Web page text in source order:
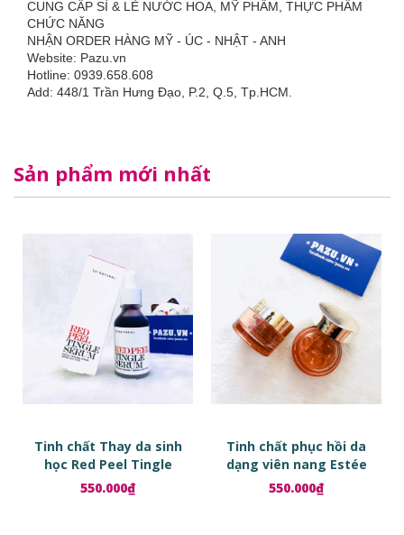
CUNG CẤP SỈ & LẺ NƯỚC HOA, MỸ PHẨM, THỰC PHẨM
CHỨC NĂNG
NHẬN ORDER HÀNG MỸ - ÚC - NHẬT - ANH
Website: Pazu.vn
Hotline: 0939.658.608
Add: 448/1 Trần Hưng Đạo, P.2, Q.5, Tp.HCM.
Sản phẩm mới nhất
Tinh chất Thay da sinh
học Red Peel Tingle
Serum
550.000₫
Tinh chất phục hồi da
dạng viên nang Estée
Lauder Advanced Night
Repair Ampoules
550.000₫